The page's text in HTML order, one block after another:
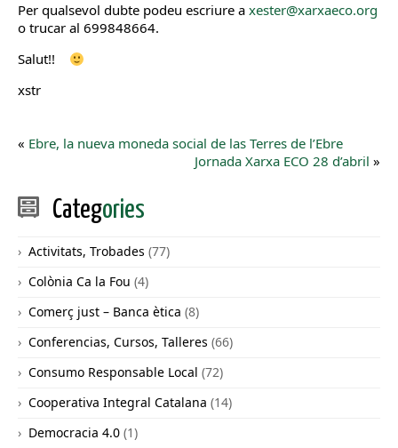
Per qualsevol dubte podeu escriure a xester@xarxaeco.org
o trucar al 699848664.
Salut!!
xstr
« Ebre, la nueva moneda social de las Terres de l’Ebre
Jornada Xarxa ECO 28 d’abril »
Categories
Activitats, Trobades (77)
Colònia Ca la Fou (4)
Comerç just – Banca ètica (8)
Conferencias, Cursos, Talleres (66)
Consumo Responsable Local (72)
Cooperativa Integral Catalana (14)
Democracia 4.0 (1)